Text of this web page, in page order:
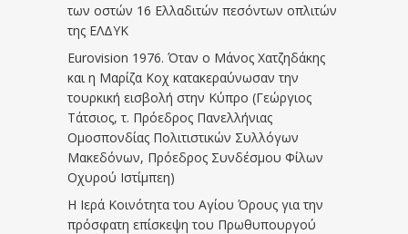
των οστών 16 Ελλαδιτών πεσόντων οπλιτών
της ΕΛΔΥΚ
Eurovision 1976. Όταν ο Μάνος Χατζηδάκης
και η Μαρίζα Κοχ κατακεραύνωσαν την
τουρκική εισβολή στην Κύπρο (Γεώργιος
Τάτσιος, τ. Πρόεδρος Πανελλήνιας
Ομοσπονδίας Πολιτιστικών Συλλόγων
Μακεδόνων, Πρόεδρος Συνδέσμου Φίλων
Οχυρού Ιστίμπεη)
Η Ιερά Κοινότητα του Αγίου Όρους για την
πρόσφατη επίσκεψη του Πρωθυπουργού